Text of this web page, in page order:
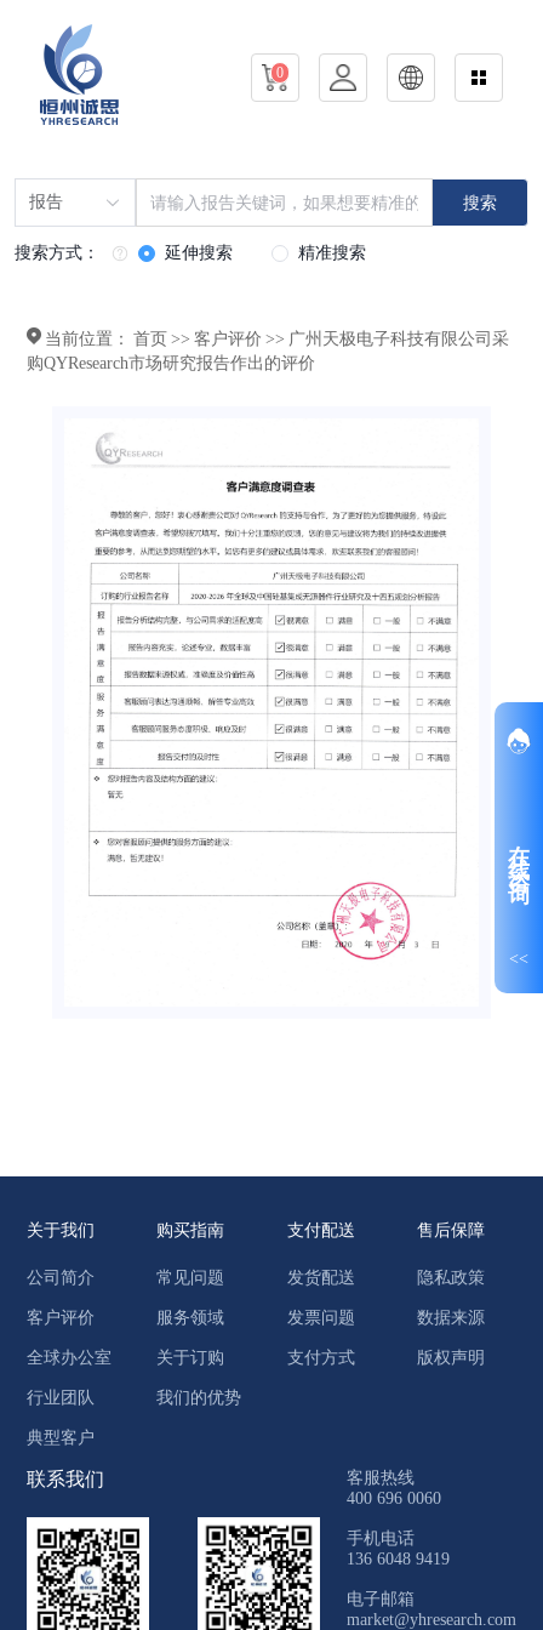
在线咨询
<<
0
报告 搜索
搜索方式： 延伸搜索 精准搜索
当前位置： 首页 >> 客户评价 >> 广州天极电子科技有限公司采
购QYResearch市场研究报告作出的评价
关于我们
公司简介
客户评价
全球办公室
行业团队
典型客户
购买指南
常见问题
服务领域
关于订购
我们的优势
支付配送
发货配送
发票问题
支付方式
售后保障
隐私政策
数据来源
版权声明
联系我们
客服热线
400 696 0060
手机电话
136 6048 9419
电子邮箱
market@yhresearch.com